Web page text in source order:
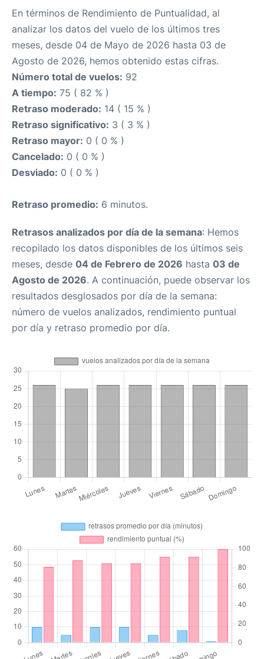
En términos de Rendimiento de Puntualidad, al
analizar los datos del vuelo de los últimos tres
meses, desde 04 de Mayo de 2026 hasta 03 de
Agosto de 2026, hemos obtenido estas cifras.
Número total de vuelos: 92
A tiempo: 75 ( 82 % )
Retraso moderado: 14 ( 15 % )
Retraso significativo: 3 ( 3 % )
Retraso mayor: 0 ( 0 % )
Cancelado: 0 ( 0 % )
Desviado: 0 ( 0 % )
Retraso promedio: 6 minutos.
Retrasos analizados por día de la semana: Hemos
recopilado los datos disponibles de los últimos seis
meses, desde 04 de Febrero de 2026 hasta 03 de
Agosto de 2026. A continuación, puede observar los
resultados desglosados por día de la semana:
número de vuelos analizados, rendimiento puntual
por día y retraso promedio por día.